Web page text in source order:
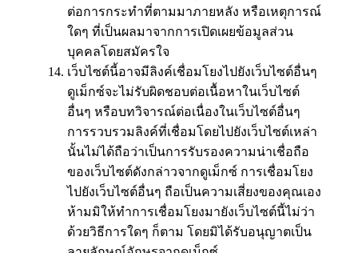
ต่อการกระทำที่ตามมาภายหลัง หรือเหตุการณ์
ใดๆ ที่เป็นผลมาจากการเปิดเผยข้อมูลส่วน
บุคคลโดยสมัครใจ
เว็บไซต์นี้อาจมีลิงค์เชื่อมโยงไปยังเว็บไซต์อื่นๆ
ดูเม็กซ์จะไม่รับผิดชอบต่อเนื้อหาในเว็บไซต์
อื่นๆ หรือบทวิจารณ์ต่อเนื่องในเว็บไซต์อื่นๆ
การรวบรวมลิงค์ที่เชื่อมโดยไปยังเว็บไซต์เหล่า
นั้นไม่ได้ถือว่าเป็นการรับรองความน่าเชื่อถือ
ของเว็บไซต์ดังกล่าวจากดูเม็กซ์ การเชื่อมโยง
ไปยังเว็บไซต์อื่นๆ ถือเป็นความเสี่ยงของคุณเอง
ห้ามมิให้ทำการเชื่อมโยงมายังเว็บไซต์นี้ไม่ว่า
ด้วยวิธีการใดๆ ก็ตาม โดยมิได้รับอนุญาตเป็น